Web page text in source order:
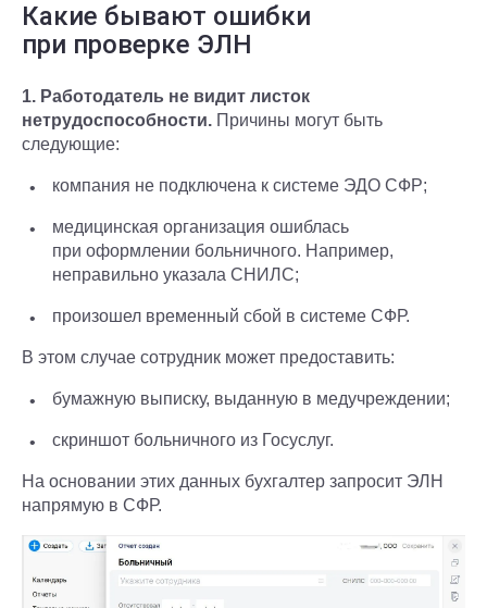
Какие бывают ошибки
при проверке ЭЛН
1. Работодатель не видит листок
нетрудоспособности. Причины могут быть
следующие:
компания не подключена к системе ЭДО СФР;
медицинская организация ошиблась
при оформлении больничного. Например,
неправильно указала СНИЛС;
произошел временный сбой в системе СФР.
В этом случае сотрудник может предоставить:
бумажную выписку, выданную в медучреждении;
скриншот больничного из Госуслуг.
На основании этих данных бухгалтер запросит ЭЛН
напрямую в СФР.